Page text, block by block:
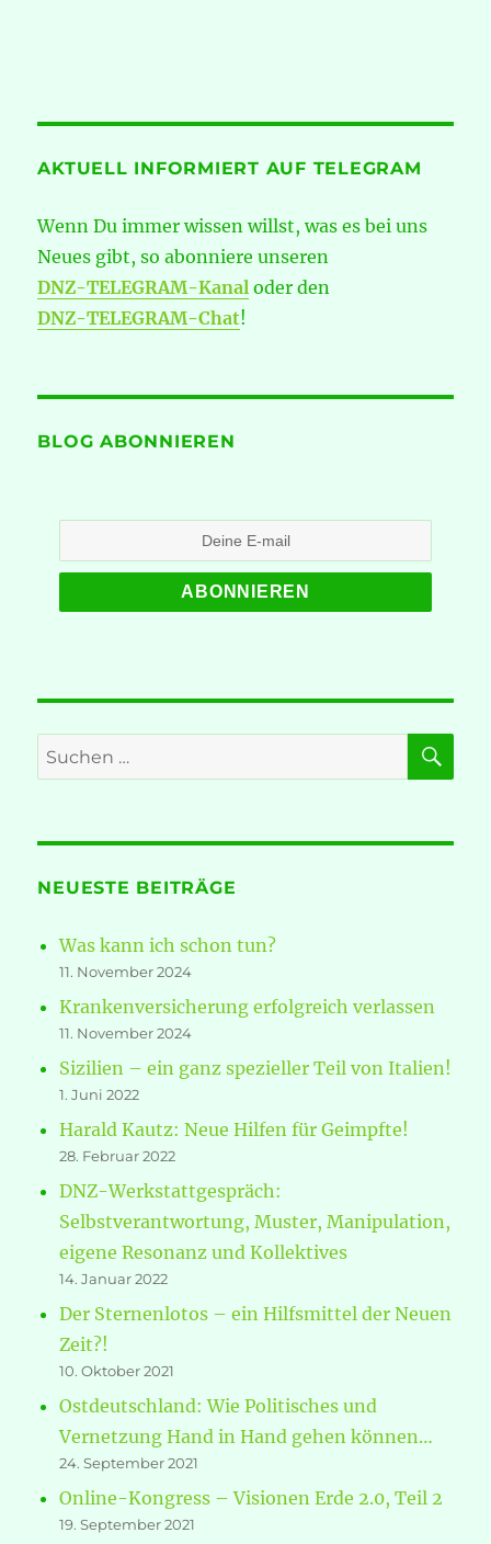
AKTUELL INFORMIERT AUF TELEGRAM
Wenn Du immer wissen willst, was es bei uns
Neues gibt, so abonniere unseren
DNZ-TELEGRAM-Kanal oder den
DNZ-TELEGRAM-Chat!
BLOG ABONNIEREN
Suche
nach:
NEUESTE BEITRÄGE
Was kann ich schon tun?
11. November 2024
Krankenversicherung erfolgreich verlassen
11. November 2024
Sizilien – ein ganz spezieller Teil von Italien!
1. Juni 2022
Harald Kautz: Neue Hilfen für Geimpfte!
28. Februar 2022
DNZ-Werkstattgespräch:
Selbstverantwortung, Muster, Manipulation,
eigene Resonanz und Kollektives
14. Januar 2022
Der Sternenlotos – ein Hilfsmittel der Neuen
Zeit?!
10. Oktober 2021
Ostdeutschland: Wie Politisches und
Vernetzung Hand in Hand gehen können…
24. September 2021
Online-Kongress – Visionen Erde 2.0, Teil 2
19. September 2021